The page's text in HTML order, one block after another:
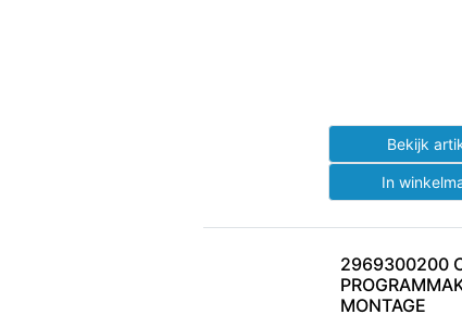
Bekijk
In
2969300200
MONTAGE